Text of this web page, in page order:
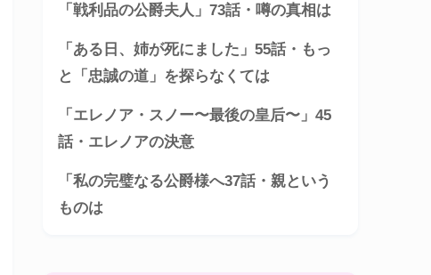
「戦利品の公爵夫人」73話・噂の真相は
「ある日、姉が死にました」55話・もっ
と「忠誠の道」を探らなくては
「エレノア・スノー〜最後の皇后〜」45
話・エレノアの決意
「私の完璧なる公爵様へ37話・親という
ものは